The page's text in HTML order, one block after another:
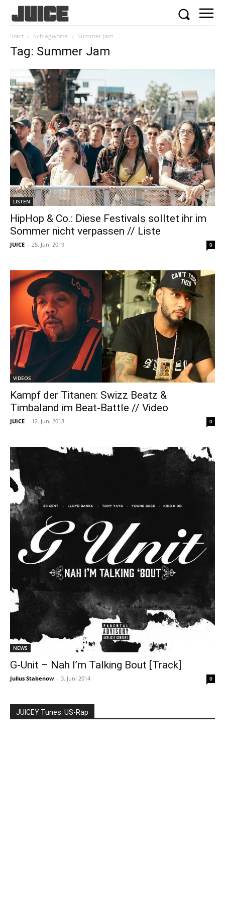
Start Schlagworte Summer Jam
Tag: Summer Jam
LISTEN
HipHop & Co.: Diese Festivals solltet ihr im
Sommer nicht verpassen // Liste
JUICE - 25. Juni 2019 0
VIDEOS
Kampf der Titanen: Swizz Beatz &
Timbaland im Beat-Battle // Video
JUICE - 12. Juni 2018 0
NEWS
G-Unit – Nah I’m Talking Bout [Track]
Julius Stabenow - 3. Juni 2014 0
JUICEY Tunes: US-Rap